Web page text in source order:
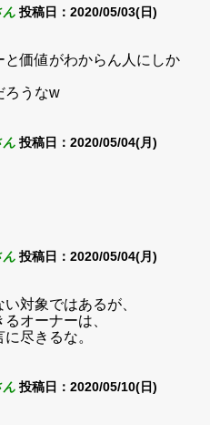
ん 投稿日：2020/05/03(日)
価値がわからん人にしか
ろうなw
ん 投稿日：2020/05/04(月)
ん 投稿日：2020/05/04(月)
対象ではあるが、
オーナーは、
尽きるな。
ん 投稿日：2020/05/10(日)